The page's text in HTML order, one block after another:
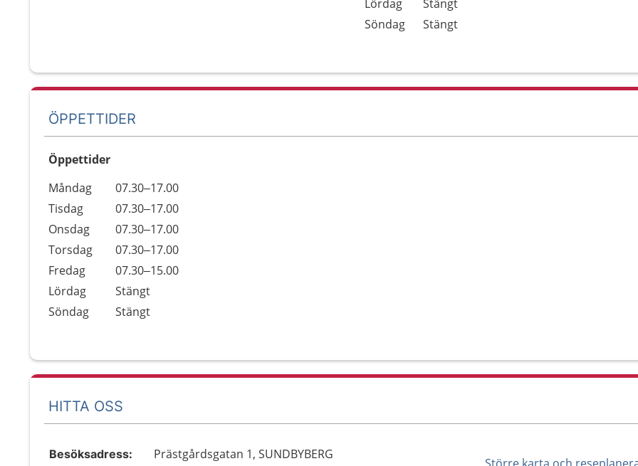
Lördag
Stängt
Söndag
Stängt
ÖPPETTIDER
Öppettider
Dag
Öppettider
Kommentarer
Måndag
07.30–17.00
Tisdag
07.30–17.00
Onsdag
07.30–17.00
Torsdag
07.30–17.00
Fredag
07.30–15.00
Lördag
Stängt
Söndag
Stängt
HITTA OSS
Besöksadress: Prästgårdsgatan 1, SUNDBYBERG